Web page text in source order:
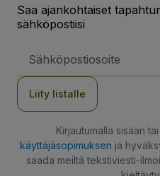
Saa ajankohtaiset
sähköpostiisi
Liity listalle
Kirjautumalla sisään
käyttäjäsopimuksen ja
saada meiltä tekstiviesti-